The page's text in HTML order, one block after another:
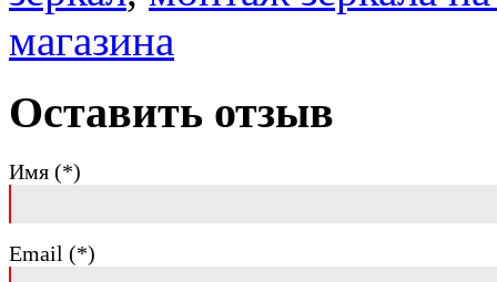
магазина
Оставить отзыв
Имя (*)
Email (*)